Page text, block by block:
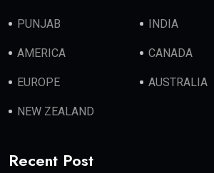
PUNJAB INDIA
AMERICA CANADA
EUROPE AUSTRALIA
NEW ZEALAND
Recent Post